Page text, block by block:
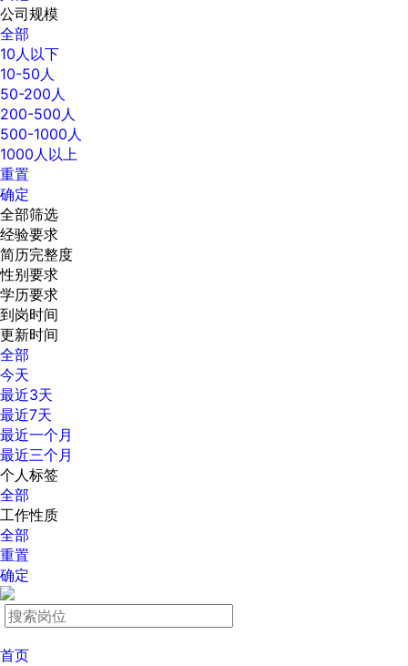
公司规模
全部
10人以下
10-50人
50-200人
200-500人
500-1000人
1000人以上
重置
确定
全部筛选
经验要求
简历完整度
性别要求
学历要求
到岗时间
更新时间
全部
今天
最近3天
最近7天
最近一个月
最近三个月
个人标签
全部
工作性质
全部
重置
确定
首页